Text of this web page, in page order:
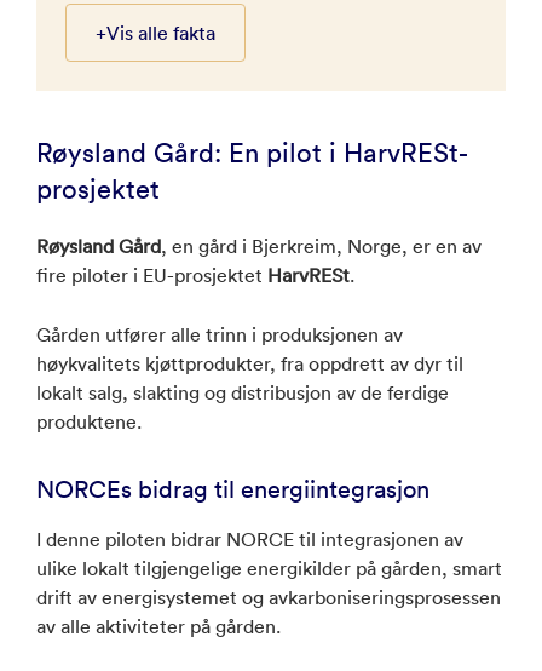
+Vis alle fakta
Røysland Gård: En pilot i HarvRESt-
prosjektet
Røysland Gård, en gård i Bjerkreim, Norge, er en av
fire piloter i EU-prosjektet HarvRESt.
Gården utfører alle trinn i produksjonen av
høykvalitets kjøttprodukter, fra oppdrett av dyr til
lokalt salg, slakting og distribusjon av de ferdige
produktene.
NORCEs bidrag til energiintegrasjon
I denne piloten bidrar NORCE til integrasjonen av
ulike lokalt tilgjengelige energikilder på gården, smart
drift av energisystemet og avkarboniseringsprosessen
av alle aktiviteter på gården.